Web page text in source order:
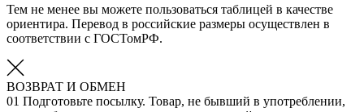
Тем не менее вы можете пользоваться таблицей в качестве
ориентира. Перевод в российские размеры осуществлен в
соответствии с ГОСТомРФ.
ВОЗВРАТ И ОБМЕН
01 Подготовьте посылку. Товар, не бывший в употреблении,